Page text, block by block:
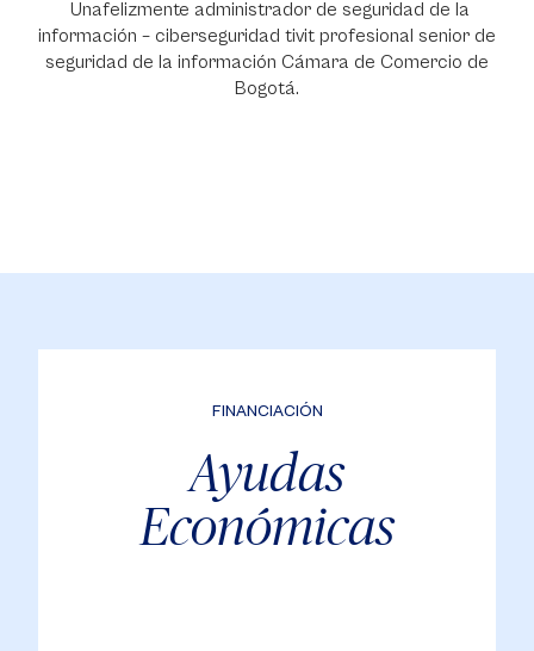
Unafelizmente administrador de seguridad de la
información – ciberseguridad tivit profesional senior de
seguridad de la información Cámara de Comercio de
Bogotá.
FINANCIACIÓN
Ayudas
Económicas